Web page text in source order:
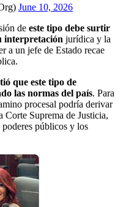
June 10, 2026
de este tipo debe surtir
interpretación jurídica y la
a un jefe de Estado recae
que este tipo de
las normas del país. Para
procesal podría derivar
Corte Suprema de Justicia,
públicos y los